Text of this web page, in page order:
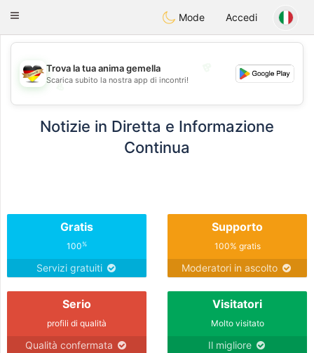
DeutschDating
Toggle
Mode Accedi
💖
💕
💕
Trova la tua anima gemella
Scarica subito la nostra app di incontri!
Notizie in Diretta e Informazione
Continua
Gratis
100%
Servizi gratuiti
Supporto
100% gratis
Moderatori in ascolto
Serio
profili di qualità
Qualità confermata
Visitatori
Molto visitato
Il migliore